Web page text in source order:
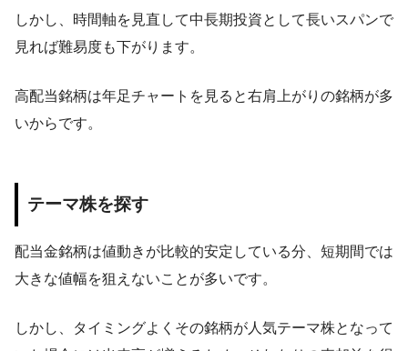
しかし、時間軸を見直して中長期投資として長いスパンで
見れば難易度も下がります。
高配当銘柄は年足チャートを見ると右肩上がりの銘柄が多
いからです。
テーマ株を探す
配当金銘柄は値動きが比較的安定している分、短期間では
大きな値幅を狙えないことが多いです。
しかし、タイミングよくその銘柄が人気テーマ株となって